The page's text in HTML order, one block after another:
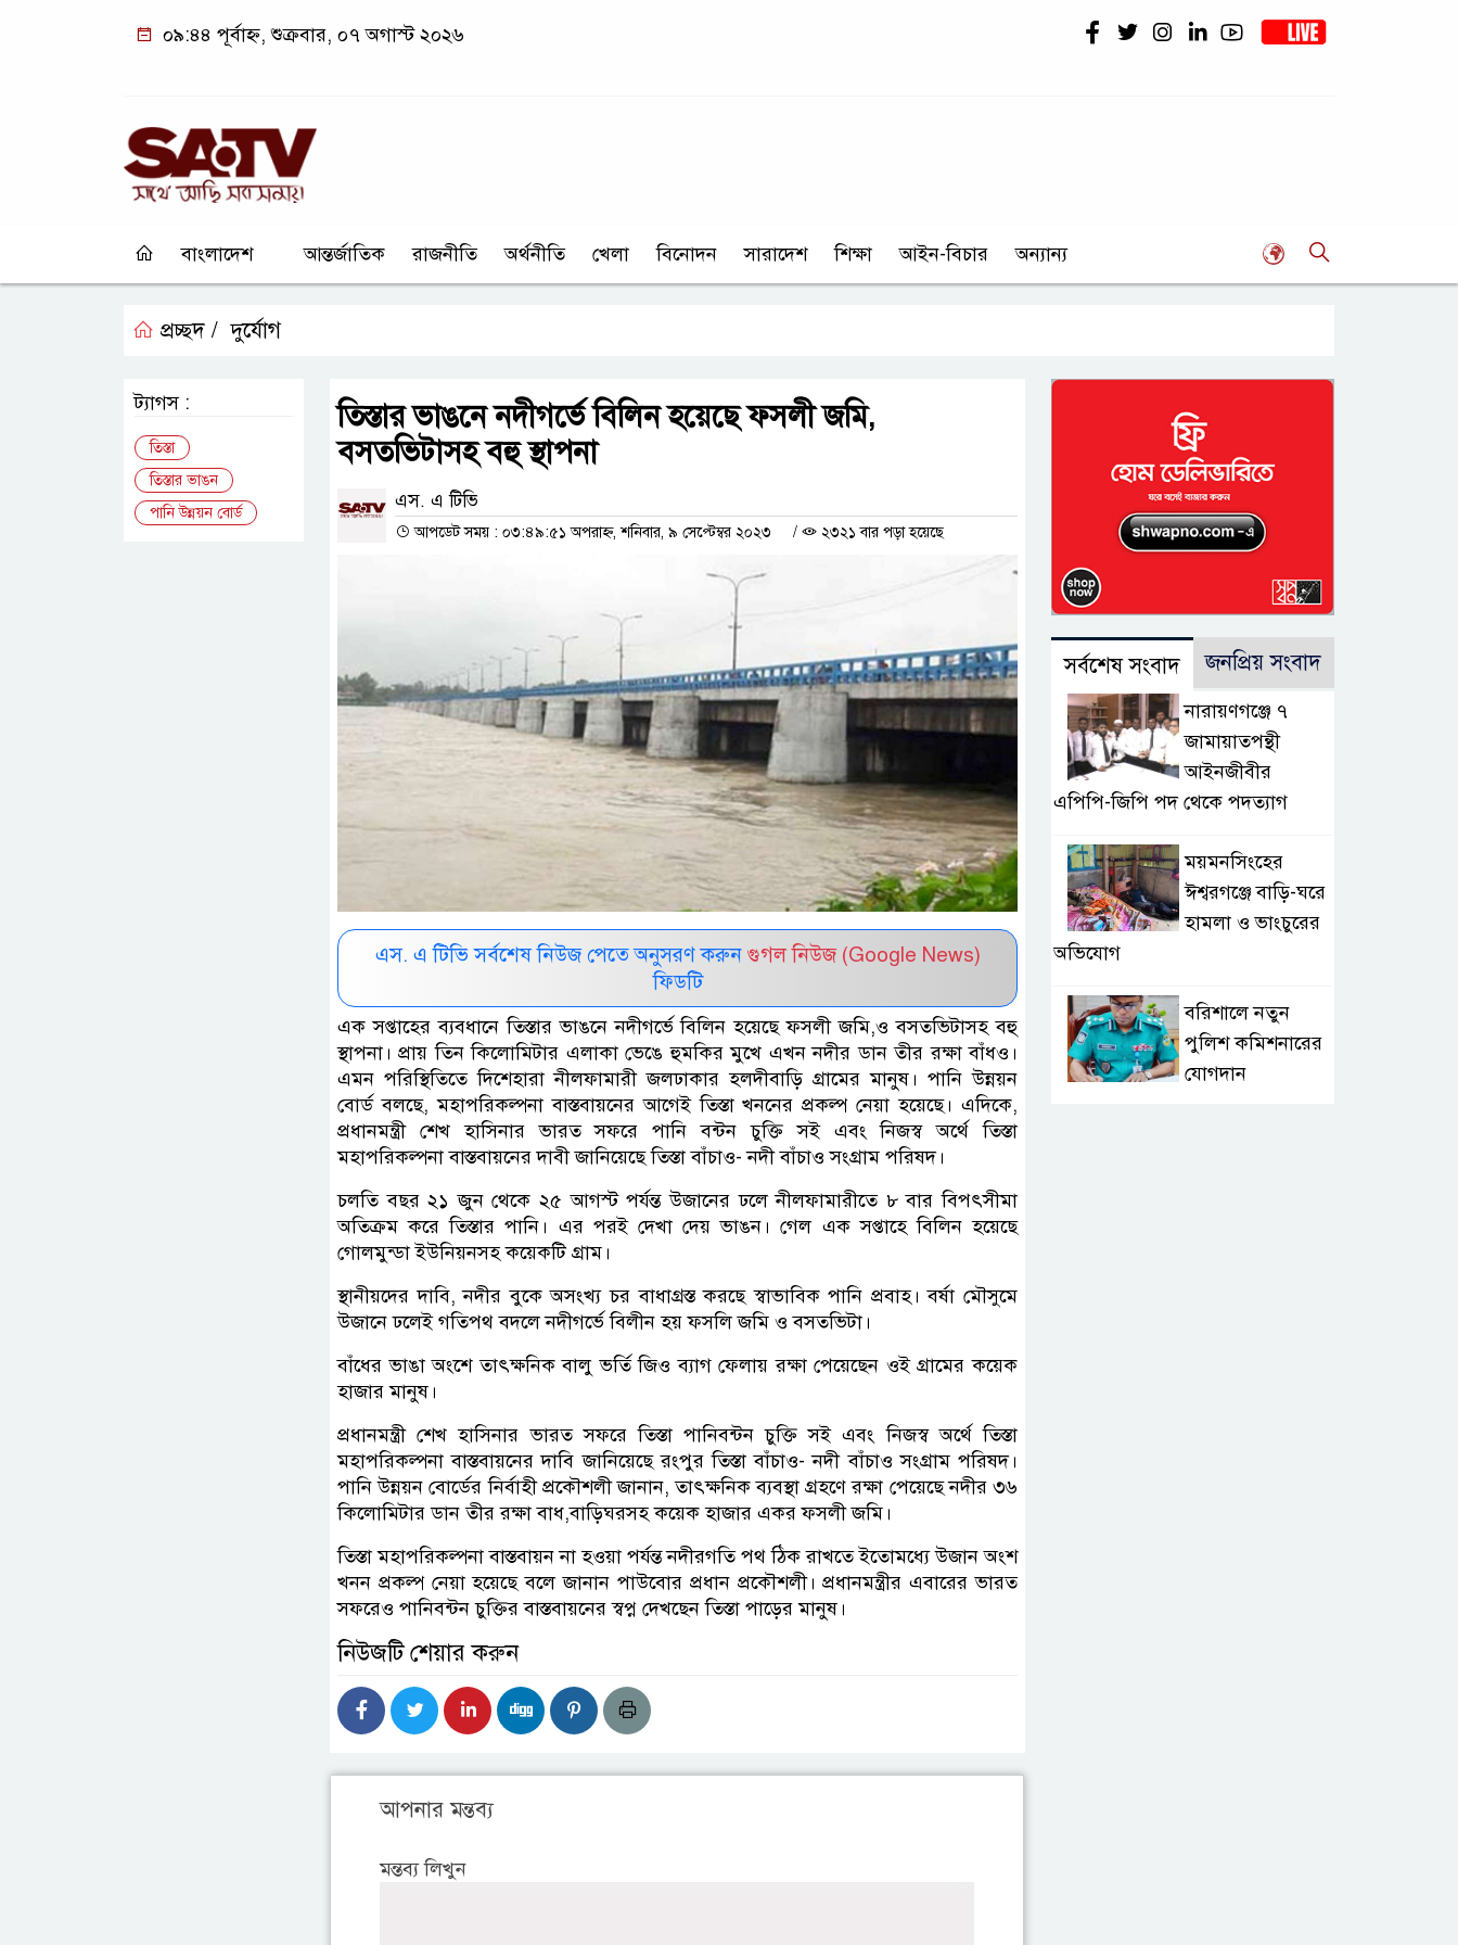
০৯:৪৪ পূর্বাহ্ন, শুক্রবার, ০৭ অগাস্ট ২০২৬
বাংলাদেশ আন্তর্জাতিক রাজনীতি অর্থনীতি খেলা বিনোদন সারাদেশ শিক্ষা আইন-বিচার অন্যান্য
প্রচ্ছদ / দুর্যোগ
তিস্তার ভাঙনে নদীগর্ভে বিলিন হয়েছে ফসলী জমি,
বসতভিটাসহ বহু স্থাপনা
এস. এ টিভি
আপডেট সময় : ০৩:৪৯:৫১ অপরাহ্ন, শনিবার, ৯ সেপ্টেম্বর ২০২৩ / ২৩২১ বার পড়া হয়েছে
এস. এ টিভি সর্বশেষ নিউজ পেতে অনুসরণ করুন গুগল নিউজ (Google News)
ফিডটি
এক সপ্তাহের ব্যবধানে তিস্তার ভাঙনে নদীগর্ভে বিলিন হয়েছে ফসলী জমি,ও বসতভিটাসহ বহু
স্থাপনা। প্রায় তিন কিলোমিটার এলাকা ভেঙে হুমকির মুখে এখন নদীর ডান তীর রক্ষা বাঁধও।
এমন পরিস্থিতিতে দিশেহারা নীলফামারী জলঢাকার হলদীবাড়ি গ্রামের মানুষ। পানি উন্নয়ন
বোর্ড বলছে, মহাপরিকল্পনা বাস্তবায়নের আগেই তিস্তা খননের প্রকল্প নেয়া হয়েছে। এদিকে,
প্রধানমন্ত্রী শেখ হাসিনার ভারত সফরে পানি বন্টন চুক্তি সই এবং নিজস্ব অর্থে তিস্তা
মহাপরিকল্পনা বাস্তবায়নের দাবী জানিয়েছে তিস্তা বাঁচাও- নদী বাঁচাও সংগ্রাম পরিষদ।
চলতি বছর ২১ জুন থেকে ২৫ আগস্ট পর্যন্ত উজানের ঢলে নীলফামারীতে ৮ বার বিপৎসীমা
অতিক্রম করে তিস্তার পানি। এর পরই দেখা দেয় ভাঙন। গেল এক সপ্তাহে বিলিন হয়েছে
গোলমুন্ডা ইউনিয়নসহ কয়েকটি গ্রাম।
স্থানীয়দের দাবি, নদীর বুকে অসংখ্য চর বাধাগ্রস্ত করছে স্বাভাবিক পানি প্রবাহ। বর্ষা মৌসুমে
উজানে ঢলেই গতিপথ বদলে নদীগর্ভে বিলীন হয় ফসলি জমি ও বসতভিটা।
বাঁধের ভাঙা অংশে তাৎক্ষনিক বালু ভর্তি জিও ব্যাগ ফেলায় রক্ষা পেয়েছেন ওই গ্রামের কয়েক
হাজার মানুষ।
প্রধানমন্ত্রী শেখ হাসিনার ভারত সফরে তিস্তা পানিবন্টন চুক্তি সই এবং নিজস্ব অর্থে তিস্তা
মহাপরিকল্পনা বাস্তবায়নের দাবি জানিয়েছে রংপুর তিস্তা বাঁচাও- নদী বাঁচাও সংগ্রাম পরিষদ।
পানি উন্নয়ন বোর্ডের নির্বাহী প্রকৌশলী জানান, তাৎক্ষনিক ব্যবস্থা গ্রহণে রক্ষা পেয়েছে নদীর ৩৬
কিলোমিটার ডান তীর রক্ষা বাধ,বাড়িঘরসহ কয়েক হাজার একর ফসলী জমি।
তিস্তা মহাপরিকল্পনা বাস্তবায়ন না হওয়া পর্যন্ত নদীরগতি পথ ঠিক রাখতে ইতোমধ্যে উজান অংশ
খনন প্রকল্প নেয়া হয়েছে বলে জানান পাউবোর প্রধান প্রকৌশলী। প্রধানমন্ত্রীর এবারের ভারত
সফরেও পানিবন্টন চুক্তির বাস্তবায়নের স্বপ্ন দেখছেন তিস্তা পাড়ের মানুষ।
নিউজটি শেয়ার করুন
আপনার মন্তব্য
মন্তব্য লিখুন
ট্যাগস :
তিস্তা
তিস্তার ভাঙন
পানি উন্নয়ন বোর্ড
সর্বশেষ সংবাদ জনপ্রিয় সংবাদ
নারায়ণগঞ্জে ৭
জামায়াতপন্থী
আইনজীবীর
এপিপি-জিপি পদ থেকে পদত্যাগ
ময়মনসিংহের
ঈশ্বরগঞ্জে বাড়ি-ঘরে
হামলা ও ভাংচুরের
অভিযোগ
বরিশালে নতুন
পুলিশ কমিশনারের
যোগদান